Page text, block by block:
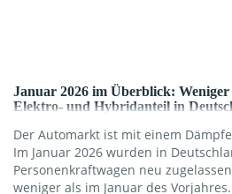
Januar 2026 im Überblick: Weniger
Elektro- und Hybridanteil in
Der Automarkt ist mit einem
Im Januar 2026 wurden in
Personenkraftwagen neu
weniger als im Januar des